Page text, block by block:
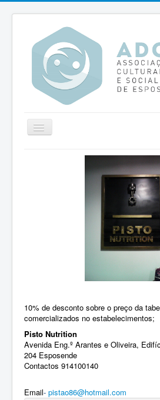
Ativar/Desativar
10% de desconto sobre o preço da
comercializados no estabelecimentos;
Pisto Nutrition
Avenida Eng.º Arantes e Oliveira,
204 Esposende
Contactos 914100140
Email- pistao86@hotmail.com